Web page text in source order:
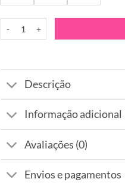
Descrição
Informação adicional
Avaliações (0)
Envios e pagamentos